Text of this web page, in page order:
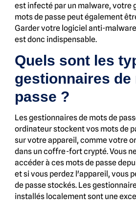
est infecté par un malware, votre
mots de passe peut également
Garder votre logiciel anti-
est donc indispensable.
Quels sont les
gestionnaires de
passe ?
Les gestionnaires de mots de
ordinateur stockent vos mots de
sur votre appareil, comme votre
dans un coffre-fort crypté. Vous
accéder à ces mots de passe
et si vous perdez l'appareil, vous
de passe stockés. Les
installés localement sont une